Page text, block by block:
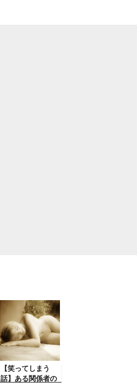
【笑ってしまう
話】ある関係者の